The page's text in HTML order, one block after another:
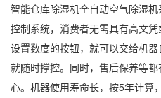
智能仓库除湿机全自动空气除湿
控制系统，消费者无需具有高文
设置数度的按钮，就可以交给机
就随时撑控。同时，售后保养等
心。机器使用寿命长，按5年计算